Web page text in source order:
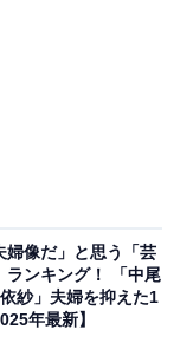
した。2016年
が役に立つ』
スペシャルドラ
福を集めまし
婦像だ」と思う「芸
ランキング！ 「中尾
紗」夫婦を抑えた1
年最新】